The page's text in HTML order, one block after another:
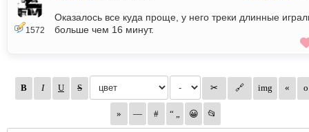
1572
Оказалось все куда проще, у него треки длинные
больше чем 16 минут.